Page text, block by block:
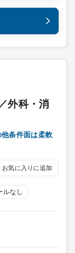
外科・消
条件面は柔軟
お気に入りに追加
ルなし